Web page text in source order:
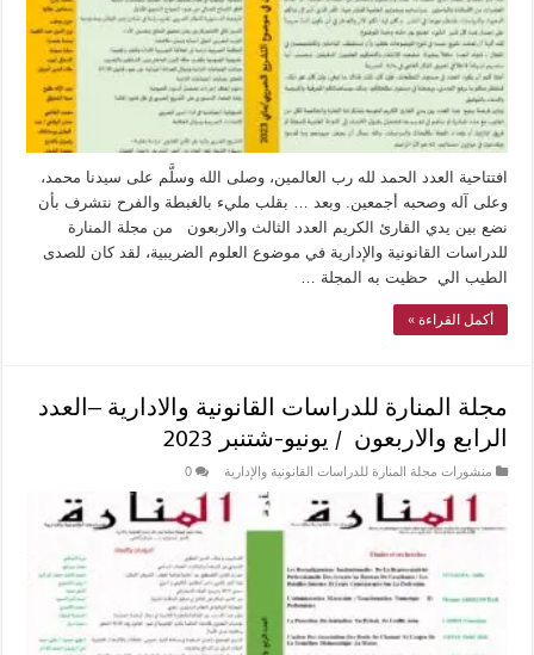
افتتاحية العدد الحمد لله رب العالمين، وصلى الله وسلَّم على سيدنا محمد،
وعلى آله وصحبه أجمعين. وبعد … بقلب مليء بالغبطة والفرح نتشرف بأن
نضع بين يدي القارئ الكريم العدد الثالث والاربعون من مجلة المنارة
للدراسات القانونية والإدارية في موضوع العلوم الضريبية، لقد كان للصدى
الطيب الي حظيت به المجلة …
أكمل القراءة »
مجلة المنارة للدراسات القانونية والادارية –العدد
الرابع والاربعون / يونيو-شتنبر 2023
منشورات مجلة المنارة للدراسات القانونية والإدارية 0